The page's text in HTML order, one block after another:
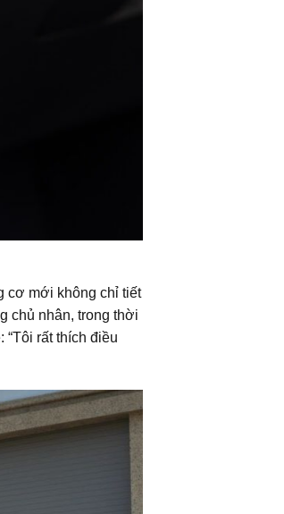
cơ mới không chỉ tiết
chủ nhân, trong thời
rất thích điều